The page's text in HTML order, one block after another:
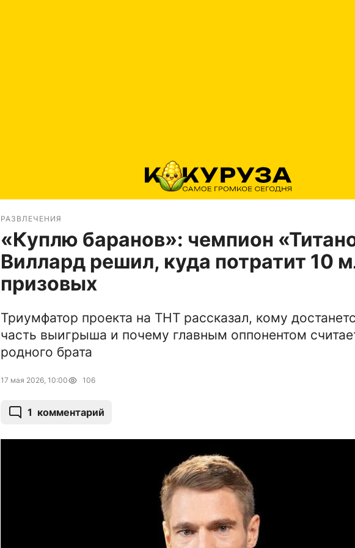
РАЗВЛЕЧЕНИЯ
«Куплю баранов»: чемпион
Виллард решил, куда потратит 10
призовых
Триумфатор проекта на ТНТ рассказал, кому
часть выигрыша и почему главным оппонентом
родного брата
17 мая 2026, 10:00 106
1 комментарий